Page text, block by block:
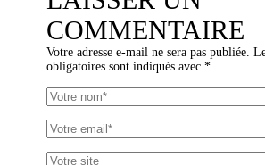
COMMENTAIRE
Votre adresse e-mail ne sera pas publiée.
obligatoires sont indiqués avec*